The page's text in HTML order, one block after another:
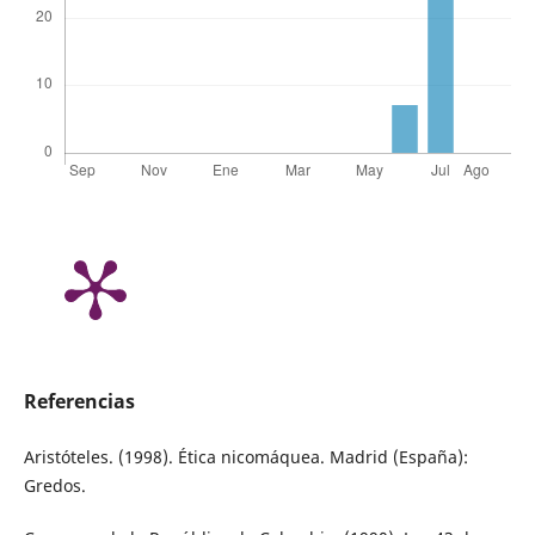
Referencias
Aristóteles. (1998). Ética nicomáquea. Madrid (España):
Gredos.